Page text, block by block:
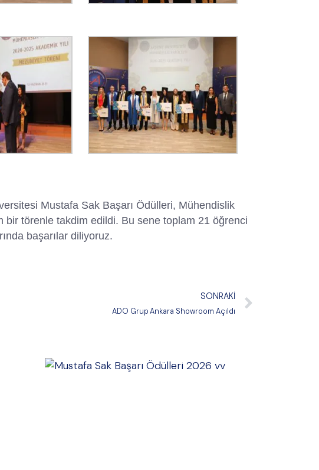
Mustafa Sak Başarı Ödülleri, Mühendislik
bir törenle takdim edildi. Bu sene toplam 21 öğrenci
başarılar diliyoruz.
SONRAKI
ADO Grup Ankara Showroom Açıldı